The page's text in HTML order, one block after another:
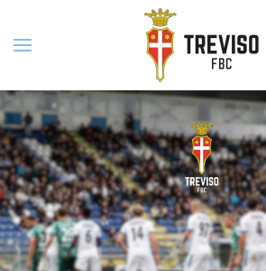
Skip to main content